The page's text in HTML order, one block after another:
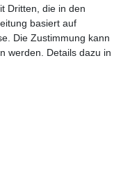
Dritten, die in den
basiert auf
Die Zustimmung kann
werden. Details dazu in